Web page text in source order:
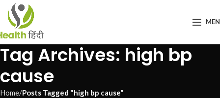
Tag Archives: high bp
cause
Home Posts Tagged "high bp cause"